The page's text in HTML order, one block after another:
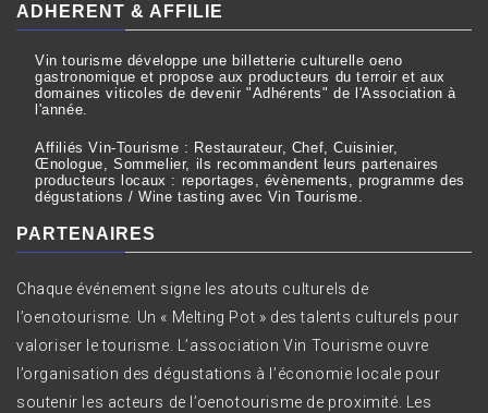
ADHERENT & AFFILIE
Vin tourisme développe une billetterie culturelle oeno
gastronomique et propose aux producteurs du terroir et aux
domaines viticoles de devenir "Adhérents" de l'Association à
l'année.
Affiliés Vin-Tourisme : Restaurateur, Chef, Cuisinier,
Œnologue, Sommelier, ils recommandent leurs partenaires
producteurs locaux : reportages, évènements, programme des
dégustations / Wine tasting avec Vin Tourisme.
PARTENAIRES
Chaque événement signe les atouts culturels de
l’oenotourisme. Un « Melting Pot » des talents culturels pour
valoriser le tourisme. L’association Vin Tourisme ouvre
l’organisation des dégustations à l’économie locale pour
soutenir les acteurs de l’oenotourisme de proximité. Les